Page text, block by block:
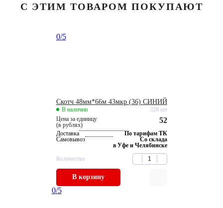
С ЭТИМ ТОВАРОМ ПОКУПАЮТ
0/5
Скотч 48мм*66м 43мкр (36) СИНИЙ
В наличии
328 шт
Цена за единицу
(в рублях)
52
Доставка
По тарифам ТК
Самовывоз
Со склада
в Уфе и Челябинске
Количество
В корзину
0/5